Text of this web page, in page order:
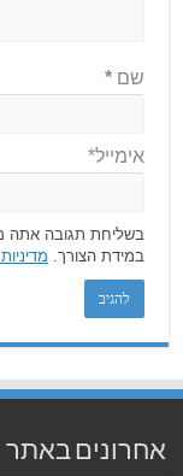
שם*
אימייל*
בשליחת תגובה אתה
במידת הצורך.
אחרונים באתר